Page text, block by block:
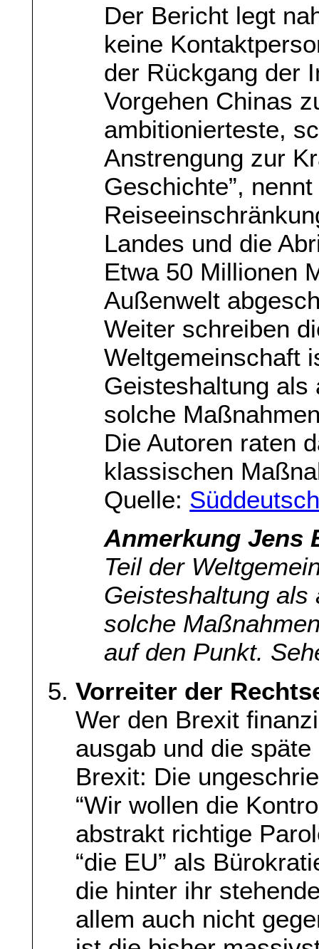
Der Bericht legt
keine
der Rückgang der
Vorgehen Chinas
ambitionierteste,
Anstrengung zur
Geschichte”,
Landes und die
Etwa 50 Millionen
Außenwelt
Weiter schreiben
Weltgemeinschaft
Geisteshaltung
solche
Die Autoren raten
klassischen
Quelle:
Anmerkung Jens
Teil der
Geisteshaltung
solche
auf den Punkt.
Vorreiter der
Wer den Brexit
ausgab und die
Brexit: Die
“Wir wollen die
abstrakt richtige
“die EU” als
die hinter ihr
allem auch nicht